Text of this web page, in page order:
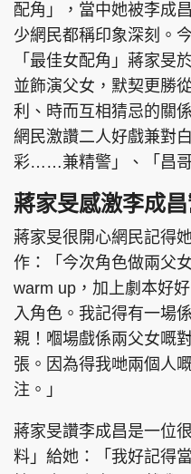
配角」，當中她被李成
少網民都稱印象深刻。
「最佳女配角」蔣家旻
並飾演父女，默契更勝
利、時而互相猜忌的關
網民激讚二人好戲兼對
彩……兼精警」、「昌哥
蔣家旻感激李成
蔣家旻很開心網民記得
作：「今次角色做兩父
warm up，加上劇本好
入角色。我記得有一場
親！嗰場戲係兩父女嘅
張。因為得我哋兩個人
注。」
蔣家旻讚李成昌是一位
料」給她：「我好記得